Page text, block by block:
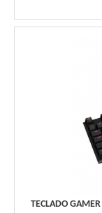
TECLADO